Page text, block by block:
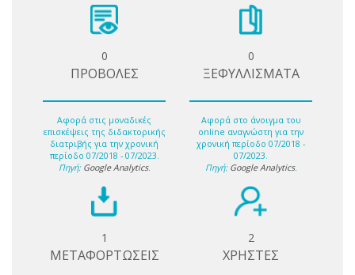
0
ΠΡΟΒΟΛΕΣ
Αφορά στις μοναδικές
επισκέψεις της διδακτορικής
διατριβής για την χρονική
περίοδο 07/2018 - 07/2023.
Πηγή: Google Analytics.
0
ΞΕΦΥΛΛΙΣΜΑΤΑ
Αφορά στο άνοιγμα του
online αναγνώστη για την
χρονική περίοδο 07/2018 -
07/2023.
Πηγή: Google Analytics.
1
ΜΕΤΑΦΟΡΤΩΣΕΙΣ
2
ΧΡΗΣΤΕΣ